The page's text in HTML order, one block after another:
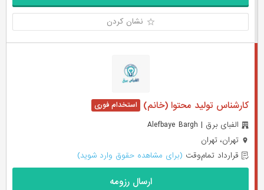
نشان کردن
کارشناس تولید محتوا (خانم)
الفبای برق | Alefbaye Bargh
تهران، تهران
قرارداد تمام‌وقت (برای مشاهده حقوق وارد شوید)
ارسال رزومه